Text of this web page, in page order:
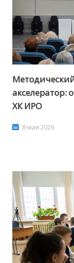
акселератор:
ХК ИРО
8 мая 2026